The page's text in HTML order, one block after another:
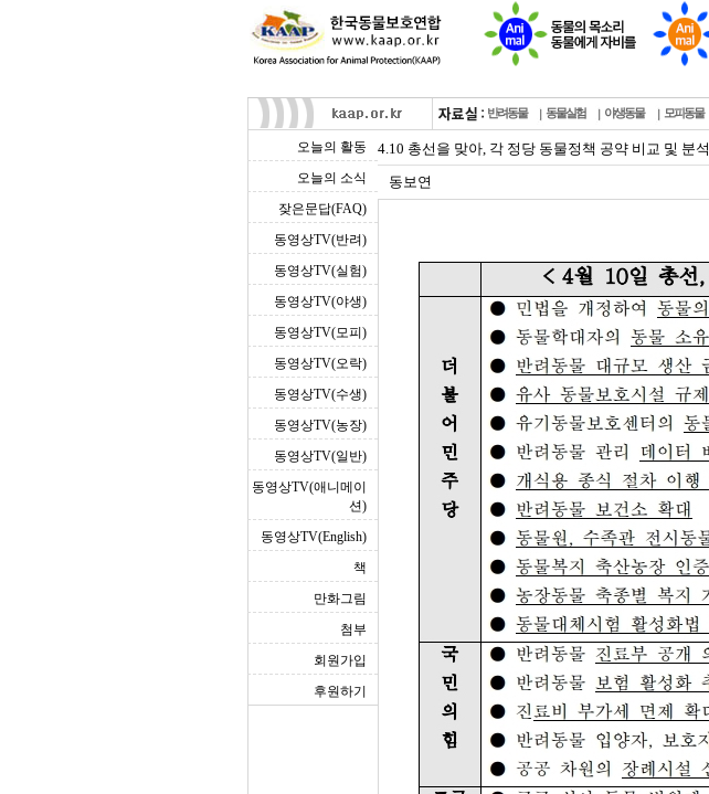
반려동물 동물실험 야생동물 모피동물
오늘의 활동
오늘의 소식
잦은문답(FAQ)
동영상TV(반려)
동영상TV(실험)
동영상TV(야생)
동영상TV(모피)
동영상TV(오락)
동영상TV(수생)
동영상TV(농장)
동영상TV(일반)
동영상TV(애니메이
션)
동영상TV(English)
책
만화그림
첨부
회원가입
후원하기
4.10 총선을 맞아, 각 정당 동물정책 공약 비교 및 분석
동보연